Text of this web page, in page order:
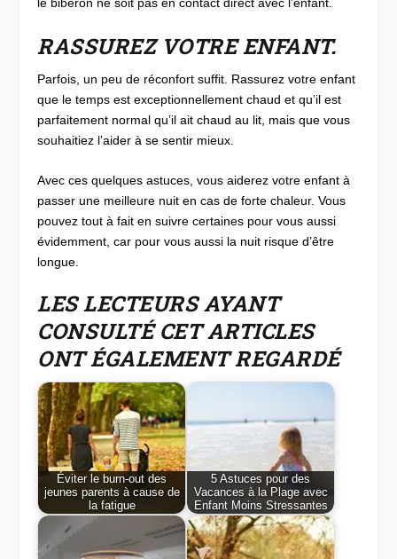
RASSUREZ VOTRE ENFANT.
Parfois, un peu de réconfort suffit. Rassurez votre enfant
que le temps est exceptionnellement chaud et qu’il est
parfaitement normal qu’il ait chaud au lit, mais que vous
souhaitiez l’aider à se sentir mieux.
Avec ces quelques astuces, vous aiderez votre enfant à
passer une meilleure nuit en cas de forte chaleur. Vous
pouvez tout à fait en suivre certaines pour vous aussi
évidemment, car pour vous aussi la nuit risque d’être
longue.
LES LECTEURS AYANT
CONSULTÉ CET ARTICLES
ONT ÉGALEMENT REGARDÉ
Éviter le burn-out des
jeunes parents à cause de
la fatigue
5 Astuces pour des
Vacances à la Plage avec
Enfant Moins Stressantes